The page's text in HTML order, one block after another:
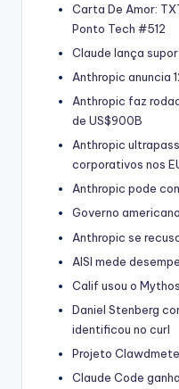
Carta De Amor:
Ponto Tech #512
Claude lança
Anthropic anuncia
Anthropic faz
de US$900B
Anthropic
corporativos nos
Anthropic pode
Governo
Anthropic se
AISI mede
Calif usou o
Daniel Stenberg
identificou no curl
Projeto
Claude Code